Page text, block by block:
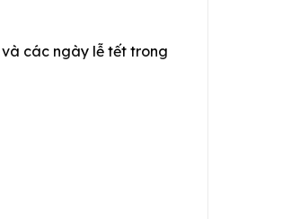
và các ngày lễ tết trong